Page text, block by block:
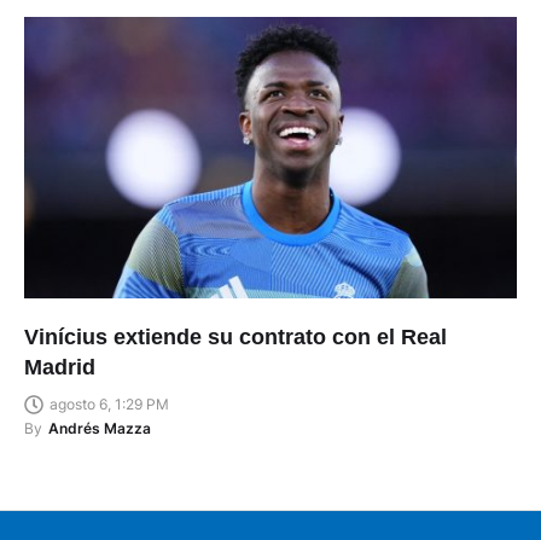
Vinícius extiende su contrato con el Real
Madrid
agosto 6, 1:29 PM
By Andrés Mazza